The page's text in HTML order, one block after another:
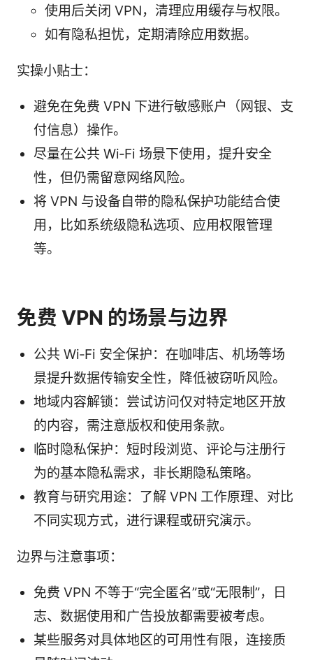
使用后关闭 VPN，清理应用缓存与权限。
如有隐私担忧，定期清除应用数据。
实操小贴士：
避免在免费 VPN 下进行敏感账户（网银、支
付信息）操作。
尽量在公共 Wi‑Fi 场景下使用，提升安全
性，但仍需留意网络风险。
将 VPN 与设备自带的隐私保护功能结合使
用，比如系统级隐私选项、应用权限管理
等。
免费 VPN 的场景与边界
公共 Wi‑Fi 安全保护：在咖啡店、机场等场
景提升数据传输安全性，降低被窃听风险。
地域内容解锁：尝试访问仅对特定地区开放
的内容，需注意版权和使用条款。
临时隐私保护：短时段浏览、评论与注册行
为的基本隐私需求，非长期隐私策略。
教育与研究用途：了解 VPN 工作原理、对比
不同实现方式，进行课程或研究演示。
边界与注意事项：
免费 VPN 不等于“完全匿名”或“无限制”，日
志、数据使用和广告投放都需要被考虑。
某些服务对具体地区的可用性有限，连接质